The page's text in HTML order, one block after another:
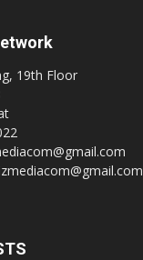
19th Floor